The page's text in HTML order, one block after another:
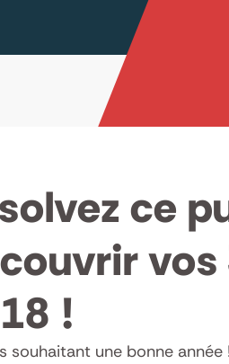
ce
!
souhaitant une bonne année